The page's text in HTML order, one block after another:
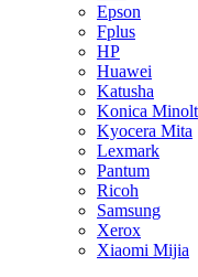
Epson
Fplus
HP
Huawei
Katusha
Konica
Kyocera Mita
Lexmark
Pantum
Ricoh
Samsung
Xerox
Xiaomi Mijia